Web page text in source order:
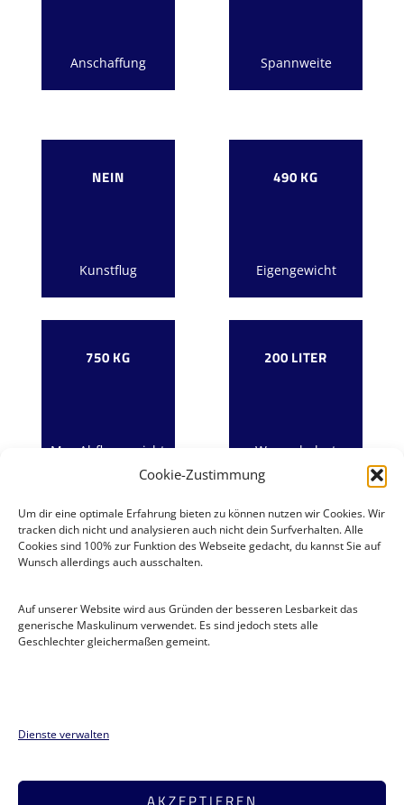
Cookie-Zustimmung
Um dir eine optimale Erfahrung bieten zu können nutzen wir Cookies. Wir
tracken dich nicht und analysieren auch nicht dein Surfverhalten. Alle
Cookies sind 100% zur Funktion des Webseite gedacht, du kannst Sie auf
Wunsch allerdings auch ausschalten.
Auf unserer Website wird aus Gründen der besseren Lesbarkeit das
generische Maskulinum verwendet. Es sind jedoch stets alle
Geschlechter gleichermaßen gemeint.
Dienste verwalten
Anschaffung Spannweite
NEIN
Kunstflug
490 KG
Eigengewicht
750 KG
Max Abfluggewicht
200 LITER
Wasserbalast
Tel. 02306 18 9 81